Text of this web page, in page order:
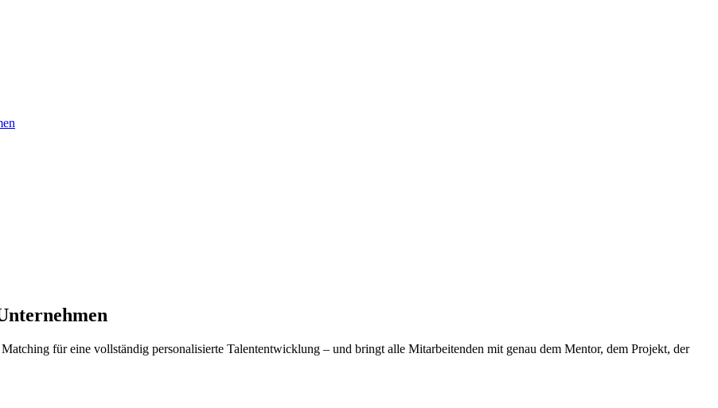
für eine vollständig personalisierte Talententwicklung – und bringt alle Mitarbeitenden mit genau dem Mentor, dem Projekt, der